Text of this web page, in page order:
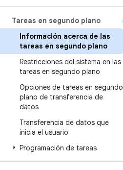
Tareas en segundo plano
Información acerca de las
tareas en segundo plano
Restricciones del sistema en las
tareas en segundo plano
Opciones de tareas en segundo
plano de transferencia de
datos
Transferencia de datos que
inicia el usuario
Programación de tareas